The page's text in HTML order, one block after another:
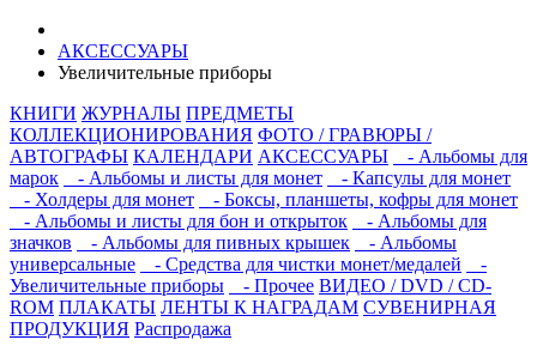
АКСЕССУАРЫ
Увеличительные приборы
КНИГИ ЖУРНАЛЫ ПРЕДМЕТЫ
КОЛЛЕКЦИОНИРОВАНИЯ ФОТО / ГРАВЮРЫ /
АВТОГРАФЫ КАЛЕНДАРИ АКСЕССУАРЫ
- Альбомы для
марок
- Альбомы и листы для монет
- Капсулы для монет
- Холдеры для монет
- Боксы, планшеты, кофры для монет
- Альбомы и листы для бон и открыток
- Альбомы для
значков
- Альбомы для пивных крышек
- Альбомы
универсальные
- Средства для чистки монет/медалей
-
Увеличительные приборы
- Прочее ВИДЕО / DVD / CD-
ROM ПЛАКАТЫ ЛЕНТЫ К НАГРАДАМ СУВЕНИРНАЯ
ПРОДУКЦИЯ Распродажа